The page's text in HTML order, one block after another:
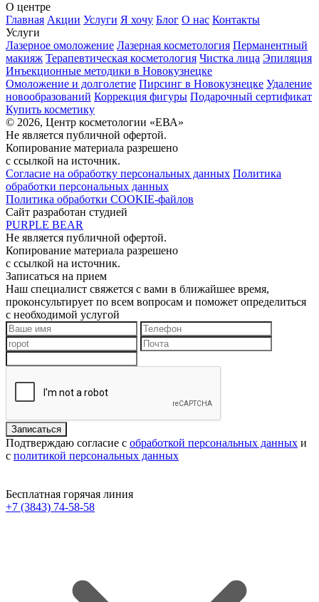
О центре
Главная Акции Услуги Я хочу Блог О нас Контакты
Услуги
Лазерное омоложение Лазерная косметология Перманентный
макияж Терапевтическая косметология Чистка лица Эпиляция
Инъекционные методики в Новокузнецке
Омоложение и долголетие Пирсинг в Новокузнецке Удаление
новообразований Коррекция фигуры Подарочный сертификат
Купить косметику
© 2026, Центр косметологии «ЕВА»
Не является публичной офертой.
Копирование материала разрешено
с ссылкой на источник.
Согласие на обработку персональных данных Политика
обработки персональных данных
Политика обработки COOKIE-файлов
Сайт разработан студией
PURPLE BEAR
Не является публичной офертой.
Копирование материала разрешено
с ссылкой на источник.
Записаться на прием
Наш специалист свяжется с вами в ближайшее время,
проконсультирует по всем вопросам и поможет определиться
с необходимой услугой
Подтверждаю согласие с обработкой персональных данных и
с политикой персональных данных
Бесплатная горячая линия
+7 (3843) 74-58-58